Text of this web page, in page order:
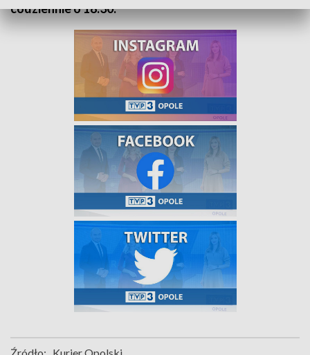
codziennie o 18:30.